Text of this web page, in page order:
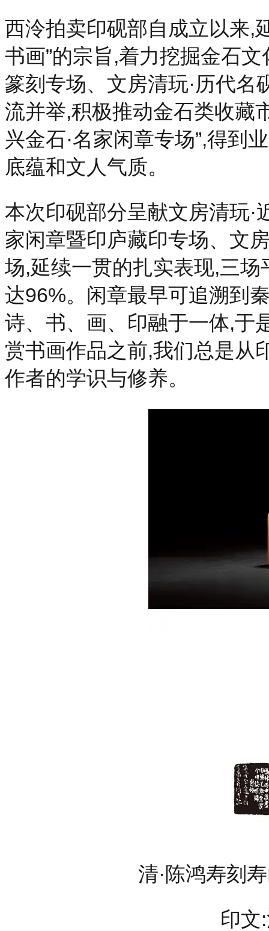
西泠拍卖印砚部自成立以来,
书画”的宗旨,着力挖掘金石
篆刻专场、文房清玩·历代
流并举,积极推动金石类收藏
兴金石·名家闲章专场”,得到
底蕴和文人气质。
本次印砚部分呈献文房清玩·
家闲章暨印庐藏印专场、文
场,延续一贯的扎实表现,三
达96%。闲章最早可追溯到
诗、书、画、印融于一体,于
赏书画作品之前,我们总是从
作者的学识与修养。
清·陈鸿寿刻
印文